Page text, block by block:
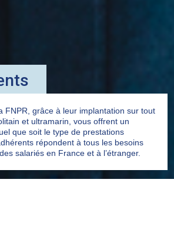
FNPR, grâce à leur implantation sur tout
et ultramarin, vous offrent un
que soit le type de prestations
répondent à tous les besoins
salariés en France et à l’étranger.